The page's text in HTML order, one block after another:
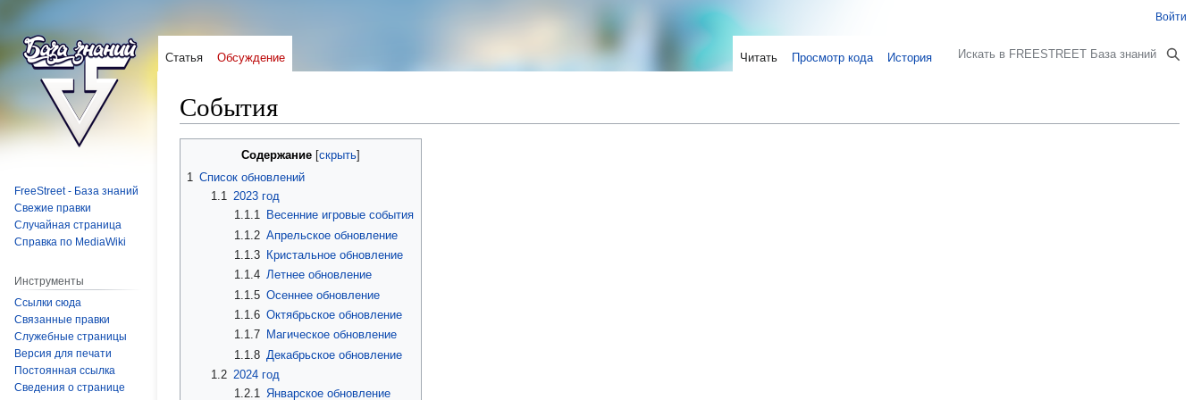
События
Содержание
1 Список обновлений
1.1 2023 год
1.1.1 Весенние игровые события
1.1.2 Апрельское обновление
1.1.3 Кристальное обновление
1.1.4 Летнее обновление
1.1.5 Осеннее обновление
1.1.6 Октябрьское обновление
1.1.7 Магическое обновление
1.1.8 Декабрьское обновление
1.2 2024 год
1.2.1 Январское обновление
Войти
Статья Обсуждение Читать Просмотр кода История Поиск
FreeStreet - База знаний
Свежие правки
Случайная страница
Справка по MediaWiki
Инструменты
Ссылки сюда
Связанные правки
Служебные страницы
Версия для печати
Постоянная ссылка
Сведения о странице